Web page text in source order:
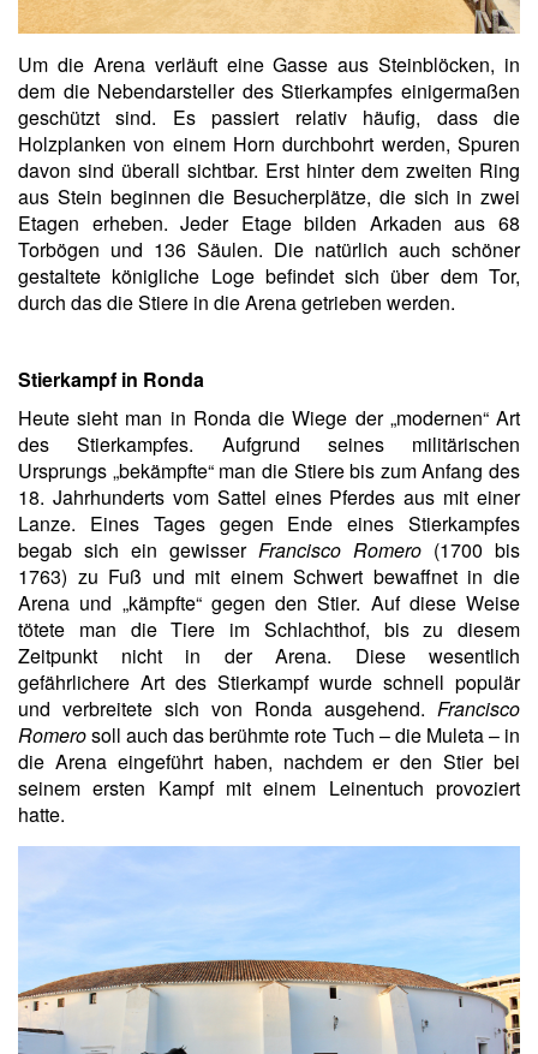
Um die Arena verläuft eine Gasse aus Steinblöcken, in
dem die Nebendarsteller des Stierkampfes einigermaßen
geschützt sind. Es passiert relativ häufig, dass die
Holzplanken von einem Horn durchbohrt werden, Spuren
davon sind überall sichtbar. Erst hinter dem zweiten Ring
aus Stein beginnen die Besucherplätze, die sich in zwei
Etagen erheben. Jeder Etage bilden Arkaden aus 68
Torbögen und 136 Säulen. Die natürlich auch schöner
gestaltete königliche Loge befindet sich über dem Tor,
durch das die Stiere in die Arena getrieben werden.
Stierkampf in Ronda
Heute sieht man in Ronda die Wiege der „modernen“ Art
des Stierkampfes. Aufgrund seines militärischen
Ursprungs „bekämpfte“ man die Stiere bis zum Anfang des
18. Jahrhunderts vom Sattel eines Pferdes aus mit einer
Lanze. Eines Tages gegen Ende eines Stierkampfes
begab sich ein gewisser Francisco Romero (1700 bis
1763) zu Fuß und mit einem Schwert bewaffnet in die
Arena und „kämpfte“ gegen den Stier. Auf diese Weise
tötete man die Tiere im Schlachthof, bis zu diesem
Zeitpunkt nicht in der Arena. Diese wesentlich
gefährlichere Art des Stierkampf wurde schnell populär
und verbreitete sich von Ronda ausgehend. Francisco
Romerosoll auch das berühmte rote Tuch – die Muleta – in
die Arena eingeführt haben, nachdem er den Stier bei
seinem ersten Kampf mit einem Leinentuch provoziert
hatte.